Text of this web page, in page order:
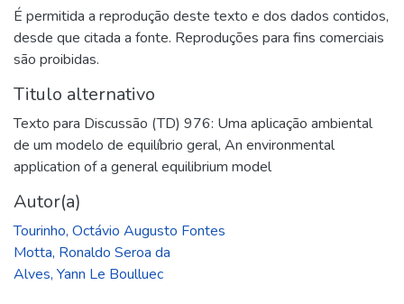
É permitida a reprodução deste texto e dos dados contidos,
desde que citada a fonte. Reproduções para fins comerciais
são proibidas.
Titulo alternativo
Texto para Discussão (TD) 976: Uma aplicação ambiental
de um modelo de equilíbrio geral, An environmental
application of a general equilibrium model
Autor(a)
Tourinho, Octávio Augusto Fontes
Motta, Ronaldo Seroa da
Alves, Yann Le Boulluec